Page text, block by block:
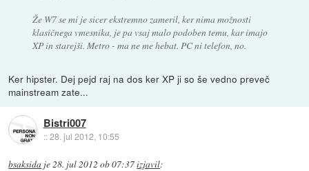
Že W7 se mi je sicer ekstremno zameril, ker nima možnosti
klasičnega vmesnika, je pa vsaj malo podoben temu, kar imajo
XP in starejši. Metro - ma ne me hebat. PC ni telefon, no.
Ker hipster. Dej pejd raj na dos ker XP ji so še vedno preveč
mainstream zate...
Bistri007
::28. jul 2012, 10:55
bsaksida je28. jul 2012 ob 07:37izjavil: